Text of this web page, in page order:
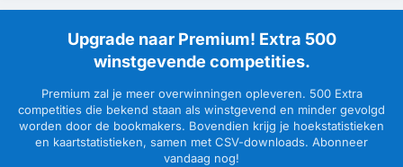
Upgrade naar Premium! Extra 500
winstgevende competities.
Premium zal je meer overwinningen opleveren. 500 Extra
competities die bekend staan als winstgevend en minder gevolgd
worden door de bookmakers. Bovendien krijg je hoekstatistieken
en kaartstatistieken, samen met CSV-downloads. Abonneer
vandaag nog!